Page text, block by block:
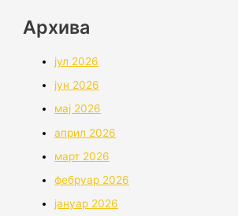
Архивa
јул 2026
јун 2026
мај 2026
април 2026
март 2026
фебруар 2026
јануар 2026